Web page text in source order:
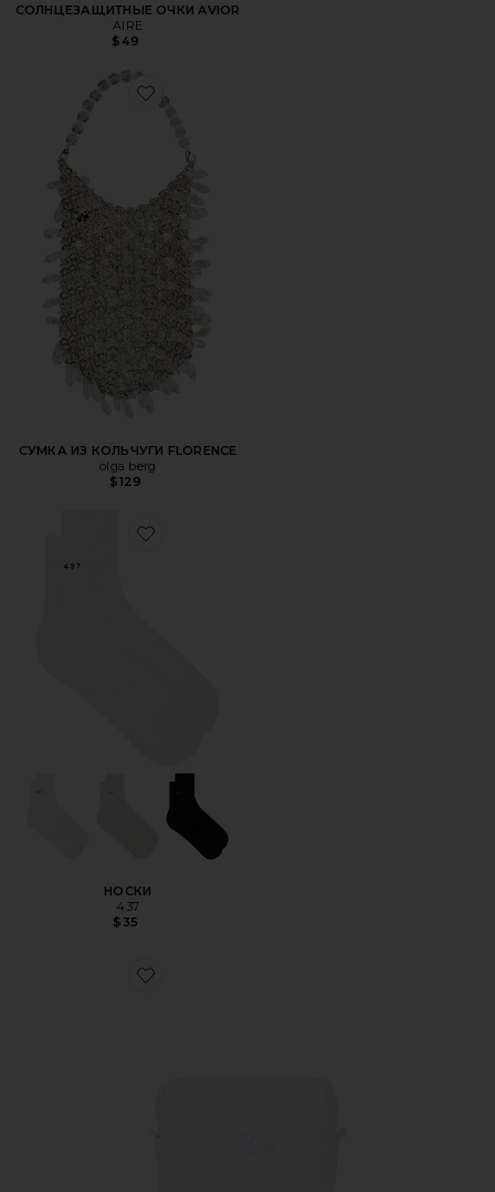
СОЛНЦЕЗАЩИТНЫЕ ОЧКИ AVIOR
AIRE
$49
Favorite СУМКА ИЗ КОЛЬЧУГИ FLORENCE
СУМКА ИЗ КОЛЬЧУГИ FLORENCE
olga berg
$129
Favorite НОСКИ
НОСКИ
437
$35
Favorite ВАФЕЛЬНЫЙ МЕШОЧЕК "МИССИС" MRS.